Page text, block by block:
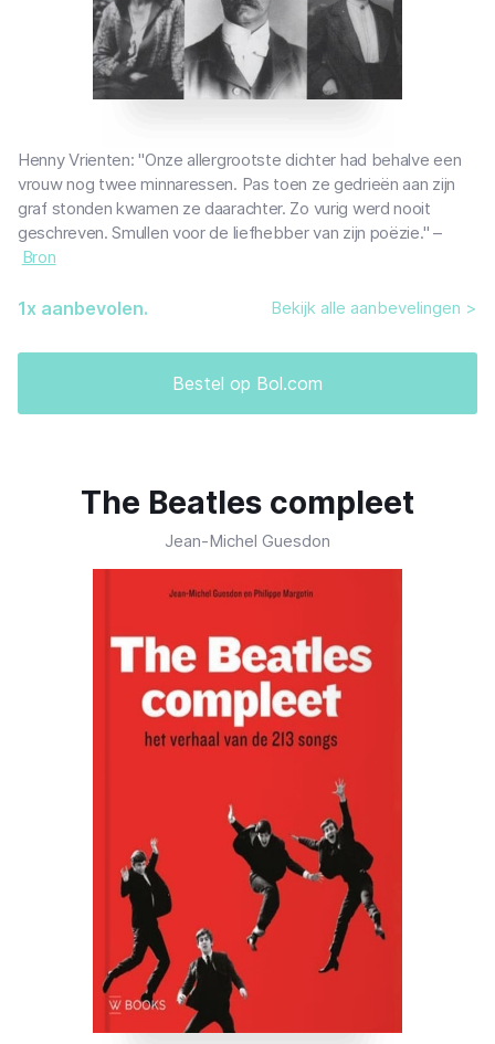
Henny Vrienten: "Onze allergrootste dichter had behalve een
vrouw nog twee minnaressen. Pas toen ze gedrieën aan zijn
graf stonden kwamen ze daarachter. Zo vurig werd nooit
geschreven. Smullen voor de liefhebber van zijn poëzie." –
Bron
Bestel op Bol.com
1x aanbevolen. Bekijk alle aanbevelingen >
The Beatles compleet
Jean-Michel Guesdon